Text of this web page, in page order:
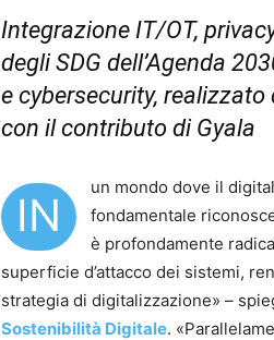
Integrazione IT/OT,
degli SDG dell’Agenda
e cybersecurity,
con il contributo di Gyala
IN
un mondo dove il
fondamentale
è profondamente
superficie d’attacco dei sistemi,
strategia di digitalizzazione» –
Sostenibilità Digitale.